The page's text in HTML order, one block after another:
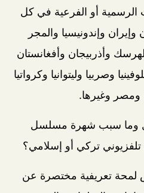
الرسمية أو الفرعية في كل
وإندونيسيا والمجر
وأذربيجان وأفغانستان
وصربيا وليتوانيا وكرواتيا
ومصر وغيرها.
وما سبب شهرة مسلسل
تركي أو إسلامي؟
تعريفية مختصرة عن